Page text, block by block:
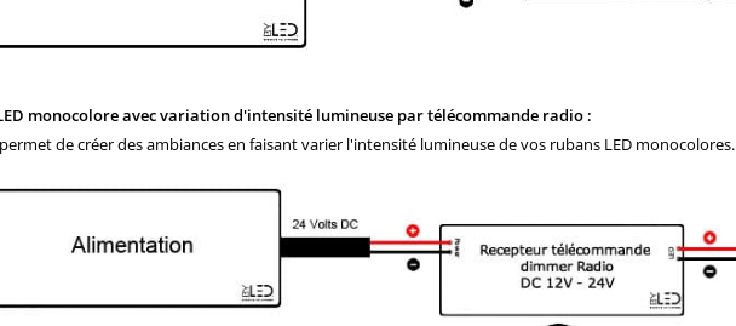
monocolore avec variation d'intensité lumineuse par télécommande radio :
de créer des ambiances en faisant varier l'intensité lumineuse de vos rubans LED monocolores.